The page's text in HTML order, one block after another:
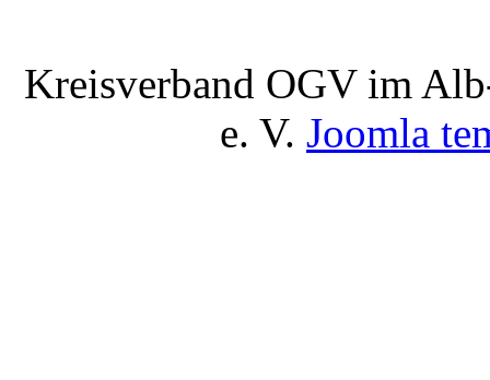
Kreisverband OGV im
e. V. Joomla